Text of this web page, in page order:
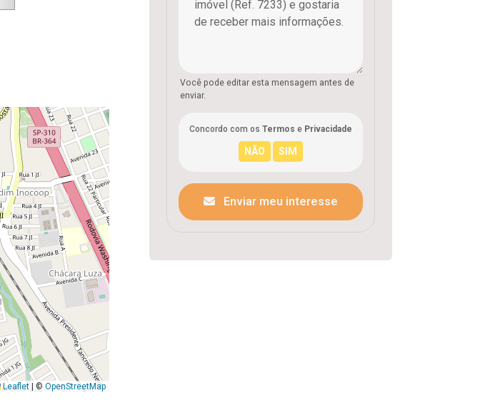
Leaflet |© OpenStreetMap
Você pode editar esta mensagem antes de
enviar.
Concordo com os Termos e Privacidade
Enviar meu interesse